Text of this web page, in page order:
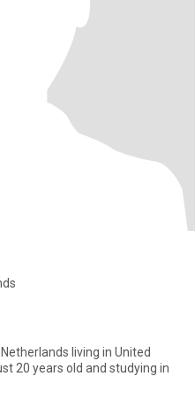
living in United
20 years old and studying in